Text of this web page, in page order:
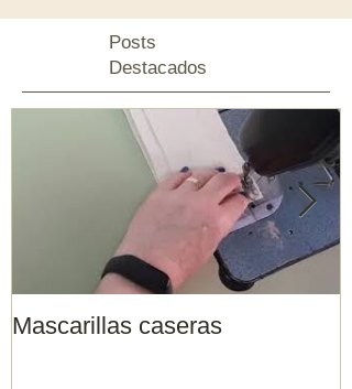
Posts
Destacados
Mascarillas caseras